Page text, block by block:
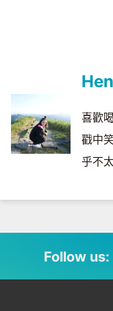
喜歡
戳中
乎不
Follow us: